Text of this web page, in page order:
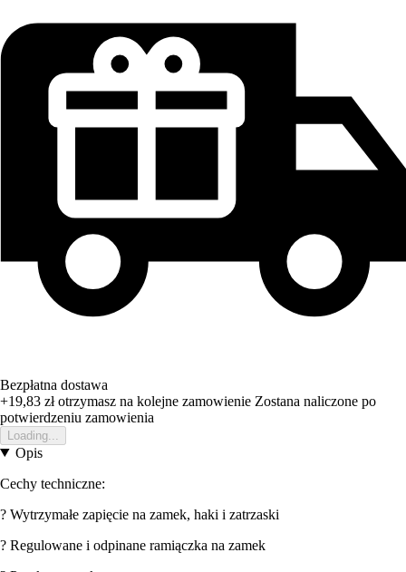
Bezpłatna dostawa
+19,83 złotrzymasz na kolejne zamowienie Zostana naliczone po
potwierdzeniu zamowienia
Loading...
Opis
Cechy techniczne:
? Wytrzymałe zapięcie na zamek, haki i zatrzaski
? Regulowane i odpinane ramiączka na zamek